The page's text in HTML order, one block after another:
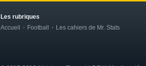
Les rubriques
Accueil
Football Les cahiers de Mr. Stats